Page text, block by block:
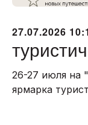
27.07.2026
26-27 июля на
ярмарка